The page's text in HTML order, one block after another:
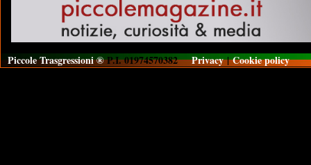
Piccole Trasgressioni ®P.I. 01974570382Privacy|Cookie policy